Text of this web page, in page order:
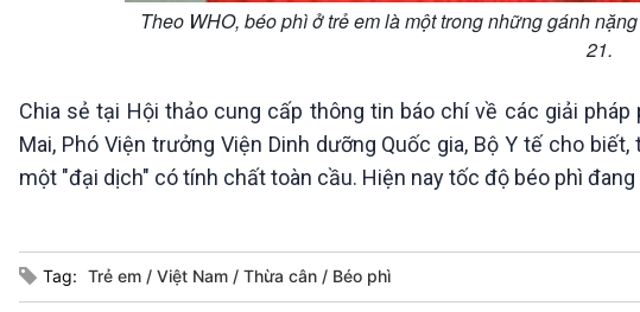
Theo WHO, béo phì ở trẻ em là một trong những gánh
21.
Chia sẻ tại Hội thảo cung cấp thông tin báo chí về các giải
Mai, Phó Viện trưởng Viện Dinh dưỡng Quốc gia, Bộ Y tế cho
một "đại dịch" có tính chất toàn cầu. Hiện nay tốc độ béo phì
Tag: Trẻ em Việt Nam Thừa cân Béo phì